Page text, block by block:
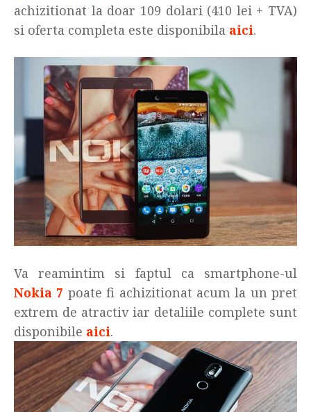
achizitionat la doar 109 dolari (410 lei + TVA)
si oferta completa este disponibila aici.
Va reamintim si faptul ca smartphone-ul
Nokia 7 poate fi achizitionat acum la un pret
extrem de atractiv iar detaliile complete sunt
disponibile aici.